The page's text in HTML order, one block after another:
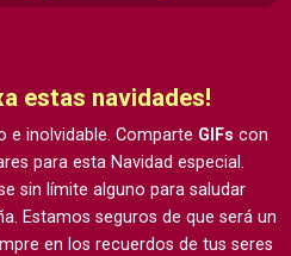
estas navidades!
e inolvidable. Comparte GIFs con
para esta Navidad especial.
sin límite alguno para saludar
Estamos seguros de que será un
en los recuerdos de tus seres